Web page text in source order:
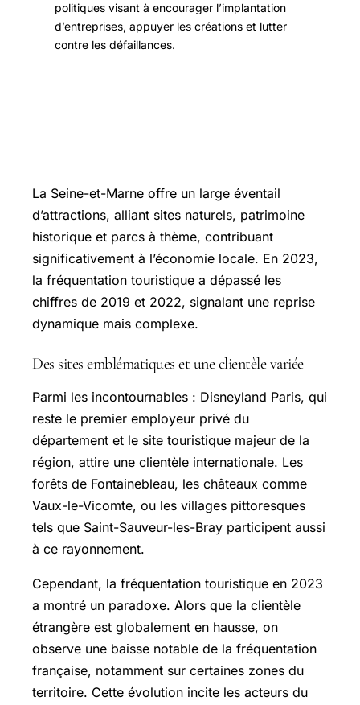
politiques visant à encourager l’implantation
d’entreprises, appuyer les créations et lutter
contre les défaillances.
La Seine-et-Marne offre un large éventail
d’attractions, alliant sites naturels, patrimoine
historique et parcs à thème, contribuant
significativement à l’économie locale. En 2023,
la fréquentation touristique a dépassé les
chiffres de 2019 et 2022, signalant une reprise
dynamique mais complexe.
Des sites emblématiques et une clientèle variée
Parmi les incontournables : Disneyland Paris, qui
reste le premier employeur privé du
département et le site touristique majeur de la
région, attire une clientèle internationale. Les
forêts de Fontainebleau, les châteaux comme
Vaux-le-Vicomte, ou les villages pittoresques
tels que Saint-Sauveur-les-Bray participent aussi
à ce rayonnement.
Cependant, la fréquentation touristique en 2023
a montré un paradoxe. Alors que la clientèle
étrangère est globalement en hausse, on
observe une baisse notable de la fréquentation
française, notamment sur certaines zones du
territoire. Cette évolution incite les acteurs du